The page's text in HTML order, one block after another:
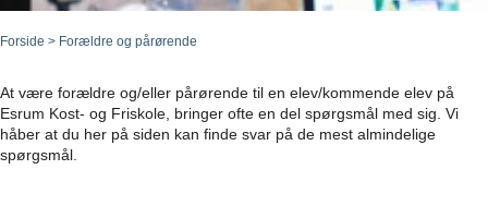
Forside > Forældre og pårørende
At være forældre og/eller pårørende til en elev/kommende elev på
Esrum Kost- og Friskole, bringer ofte en del spørgsmål med sig. Vi
håber at du her på siden kan finde svar på de mest almindelige
spørgsmål.